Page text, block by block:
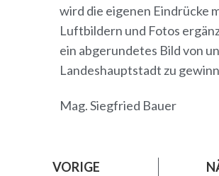
wird die eigenen Eindrücke
Luftbildern und Fotos
ein abgerundetes Bild von
Landeshauptstadt zu
Mag. Siegfried Bauer
VORIGE